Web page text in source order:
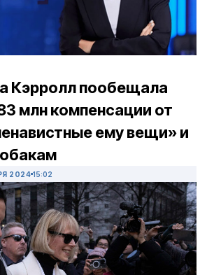
Кэрролл пообещала
млн компенсации от
ему вещи» и
2024 15:02